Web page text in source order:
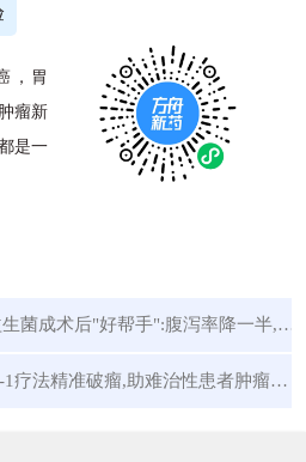
，胃
瘤新
是一
术后"好帮手":腹泻率降一半,缩短排气/排便时间
法精准破瘤,助难治性患者肿瘤全消!